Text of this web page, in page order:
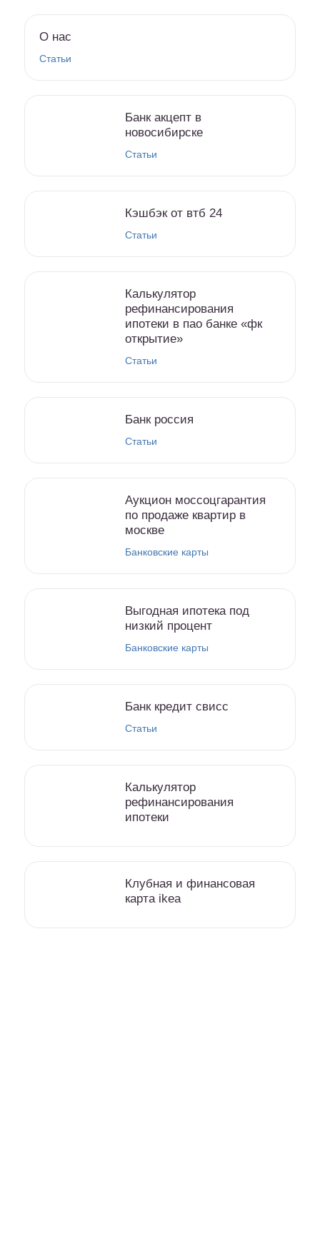
О нас
Статьи
Банк акцепт в
новосибирске
Статьи
Кэшбэк от втб 24
Статьи
Калькулятор
рефинансирования
ипотеки в пао банке «фк
открытие»
Статьи
Банк россия
Статьи
Аукцион моссоцгарантия
по продаже квартир в
москве
Банковские карты
Выгодная ипотека под
низкий процент
Банковские карты
Банк кредит свисс
Статьи
Калькулятор
рефинансирования
ипотеки
Клубная и финансовая
карта ikea